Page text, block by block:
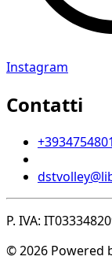
Instagram
Contatti
P. IVA:
© 2026 Powered